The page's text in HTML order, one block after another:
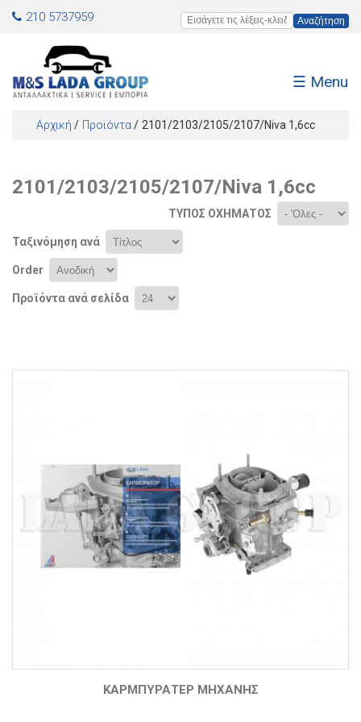
Jump to navigation
210 5737959 Εισάγετε τις λέξεις-κλειδιά
☰ Menu
Είστε εδώ
Αρχική / Προϊόντα / 2101/2103/2105/2107/Niva 1,6cc
2101/2103/2105/2107/Niva 1,6cc
ΤΎΠΟΣ ΟΧΉΜΑΤΟΣ
Ταξινόμηση ανά
Order
Προϊόντα ανά σελίδα
ΚΑΡΜΠΥΡΆΤΕΡ ΜΗΧΑΝΉΣ